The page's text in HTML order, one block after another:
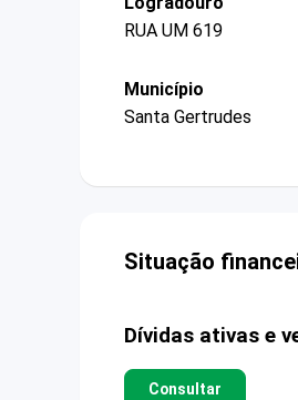
RUA UM 619
Município
Santa Gertrudes
Situação
Dívidas ativas e
Consultar